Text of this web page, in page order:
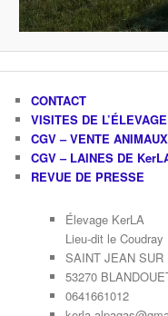
CONTACT
VISITES DE L’ÉLEVAGE
CGV – VENTE ANIMAUX
CGV – LAINES DE
REVUE DE PRESSE
Élevage KerLA
Lieu-dit le Coudray
SAINT JEAN SUR
53270
0641661012